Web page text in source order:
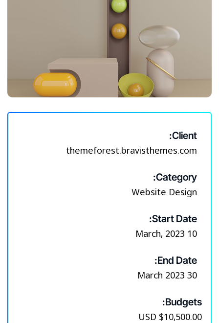
Client:
themeforest.bravisthemes.com
Category:
Website Design
Start Date:
10 March, 2023
End Date:
30 March 2023
Budgets:
$10,500.00 USD